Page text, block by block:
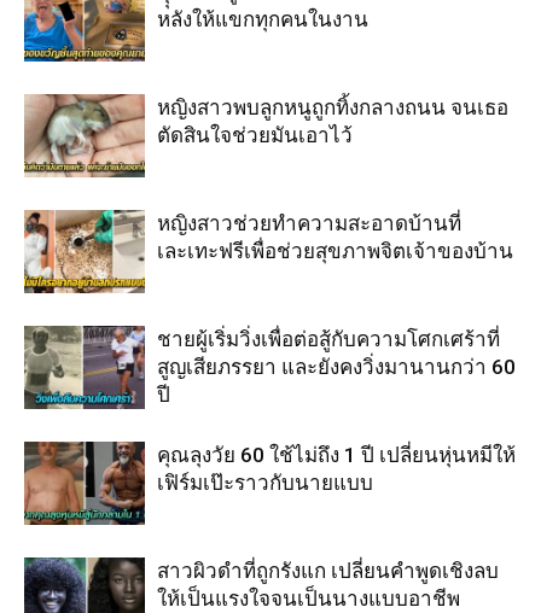
หลังให้แขกทุกคนในงาน
หญิงสาวพบลูกหนูถูกทิ้งกลางถนน จนเธอ
ตัดสินใจช่วยมันเอาไว้
หญิงสาวช่วยทำความสะอาดบ้านที่
เละเทะฟรีเพื่อช่วยสุขภาพจิตเจ้าของบ้าน
ชายผู้เริ่มวิ่งเพื่อต่อสู้กับความโศกเศร้าที่
สูญเสียภรรยา และยังคงวิ่งมานานกว่า 60
ปี
คุณลุงวัย 60 ใช้ไม่ถึง 1 ปี เปลี่ยนหุ่นหมีให้
เฟิร์มเป๊ะราวกับนายแบบ
สาวผิวดำที่ถูกรังแก เปลี่ยนคำพูดเชิงลบ
ให้เป็นแรงใจจนเป็นนางแบบอาชีพ